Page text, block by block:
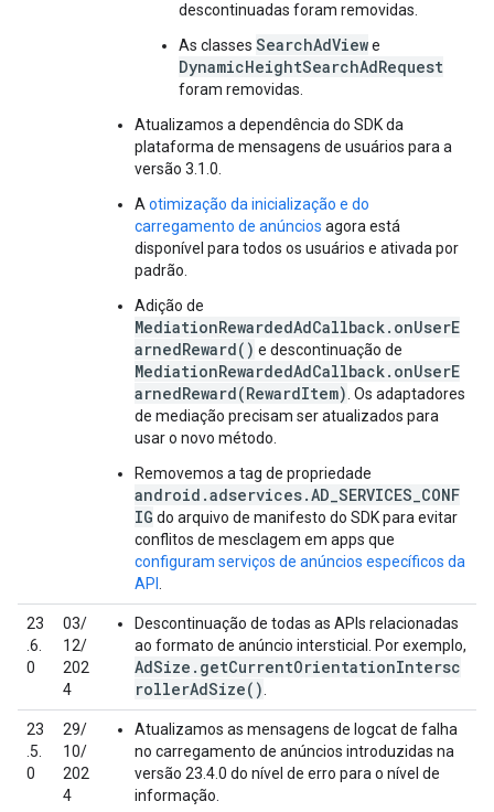
descontinuadas foram removidas.
As classes SearchAdViewe
DynamicHeightSearchAdRequest
foram removidas.
Atualizamos a dependência do SDK da
plataforma de mensagens de usuários para a
versão 3.1.0.
A otimização da inicialização e do
carregamento de anúncios agora está
disponível para todos os usuários e ativada por
padrão.
Adição de
MediationRewardedAdCallback.onUserE
arnedReward() e descontinuação de
MediationRewardedAdCallback.onUserE
arnedReward(RewardItem) . Os adaptadores
de mediação precisam ser atualizados para
usar o novo método.
Removemos a tag de propriedade
android.adservices.AD_SERVICES_CONF
IG do arquivo de manifesto do SDK para evitar
conflitos de mesclagem em apps que
configuram serviços de anúncios específicos da
API
23
.6.
0
03/
12/
202
4
Descontinuação de todas as APIs relacionadas
ao formato de anúncio intersticial. Por exemplo,
AdSize.getCurrentOrientationIntersc
rollerAdSize()
23
.5.
0
29/
10/
202
4
Atualizamos as mensagens de logcat de falha
no carregamento de anúncios introduzidas na
versão 23.4.0 do nível de erro para o nível de
informação.